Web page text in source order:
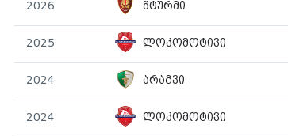
2026 შტურმი
2025 ლოკომოტივი
2024 არაგვი
2024 ლოკომოტივი